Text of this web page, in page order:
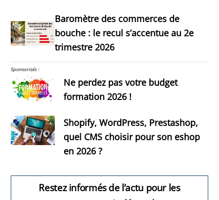
Baromètre des commerces de
bouche : le recul s’accentue au 2e
trimestre 2026
Sponsorisés :
Ne perdez pas votre budget
formation 2026 !
Shopify, WordPress, Prestashop,
quel CMS choisir pour son eshop
en 2026 ?
Restez informés de l’actu pour les